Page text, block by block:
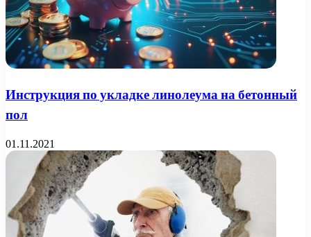
Инструкция по укладке линолеума на бетонный
пол
01.11.2021